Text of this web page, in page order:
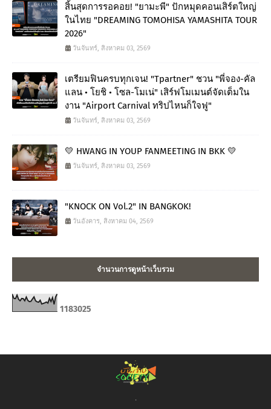
สิ้นสุดการรอคอย! "ยามะพี" ปักหมุดคอนเสิร์ตใหญ่
ในไทย "DREAMING TOMOHISA YAMASHITA TOUR
2026"
วันจันทร์, สิงหาคม 03, 2569
เตรียมฟินครบทุกเจน! "Tpartner" ชวน "พี่จอง-คัล
แลน • โยชิ • โซล-โมเน่" เสิร์ฟโมเมนต์จัดเต็มใน
งาน "Airport Carnival ทริปไหนก็ใจฟู"
วันจันทร์, สิงหาคม 03, 2569
💛 HWANG IN YOUP FANMEETING IN BKK 💛
วันจันทร์, สิงหาคม 03, 2569
"KNOCK ON Vol.2" IN BANGKOK!
วันอังคาร, สิงหาคม 04, 2569
จำนวนการดูหน้าเว็บรวม
1183025
.